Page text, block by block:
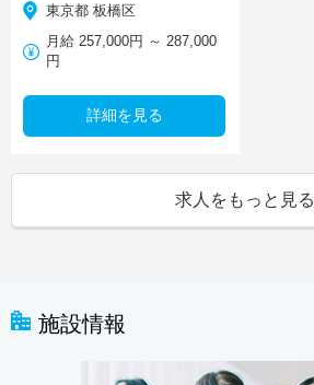
東京都 板橋区
月給 257,000円 ～ 287,000
円
詳細を見る
求人をもっと見る
施設情報